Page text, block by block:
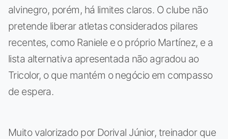
alvinegro, porém, há limites claros. O clube não
pretende liberar atletas considerados pilares
recentes, como Raniele e o próprio Martínez, e a
lista alternativa apresentada não agradou ao
Tricolor, o que mantém o negócio em compasso
de espera.
Muito valorizado por Dorival Júnior, treinador que